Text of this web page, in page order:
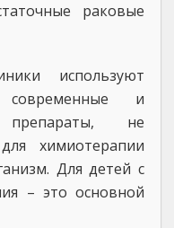
раковые
используют
современные и
не
химиотерапии
Для детей с
– это основной